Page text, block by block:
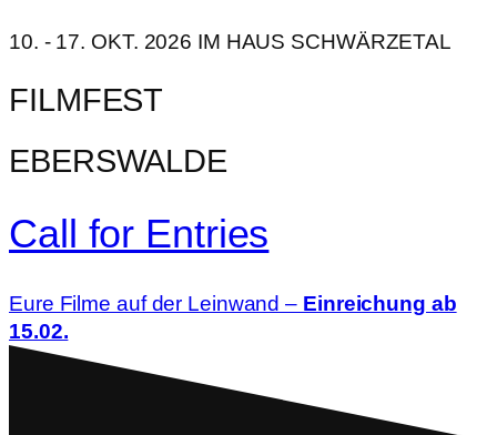
10. - 17. OKT. 2026 IM HAUS SCHWÄRZETAL
FILMFEST
EBERSWALDE
Call for Entries
Eure Filme auf der Leinwand – Einreichung ab
15.02.